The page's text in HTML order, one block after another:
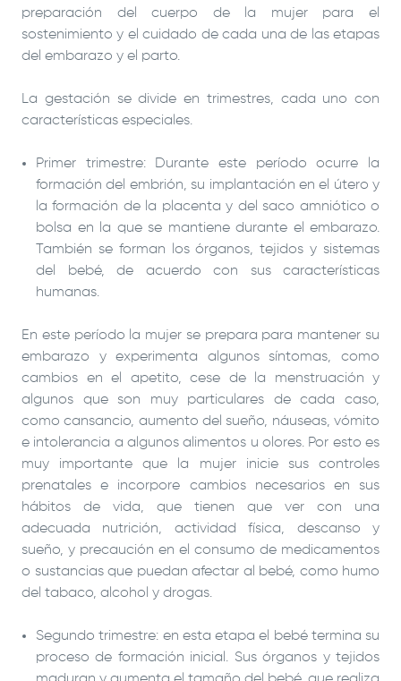
preparación del cuerpo de la mujer para el
sostenimiento y el cuidado de cada una de las etapas
del embarazo y el parto.
La gestación se divide en trimestres, cada uno con
características especiales.
Primer trimestre: Durante este período ocurre la
formación del embrión, su implantación en el útero y
la formación de la placenta y del saco amniótico o
bolsa en la que se mantiene durante el embarazo.
También se forman los órganos, tejidos y sistemas
del bebé, de acuerdo con sus características
humanas.
En este período la mujer se prepara para mantener su
embarazo y experimenta algunos síntomas, como
cambios en el apetito, cese de la menstruación y
algunos que son muy particulares de cada caso,
como cansancio, aumento del sueño, náuseas, vómito
e intolerancia a algunos alimentos u olores. Por esto es
muy importante que la mujer inicie sus controles
prenatales e incorpore cambios necesarios en sus
hábitos de vida, que tienen que ver con una
adecuada nutrición, actividad física, descanso y
sueño, y precaución en el consumo de medicamentos
o sustancias que puedan afectar al bebé, como humo
del tabaco, alcohol y drogas.
Segundo trimestre: en esta etapa el bebé termina su
proceso de formación inicial. Sus órganos y tejidos